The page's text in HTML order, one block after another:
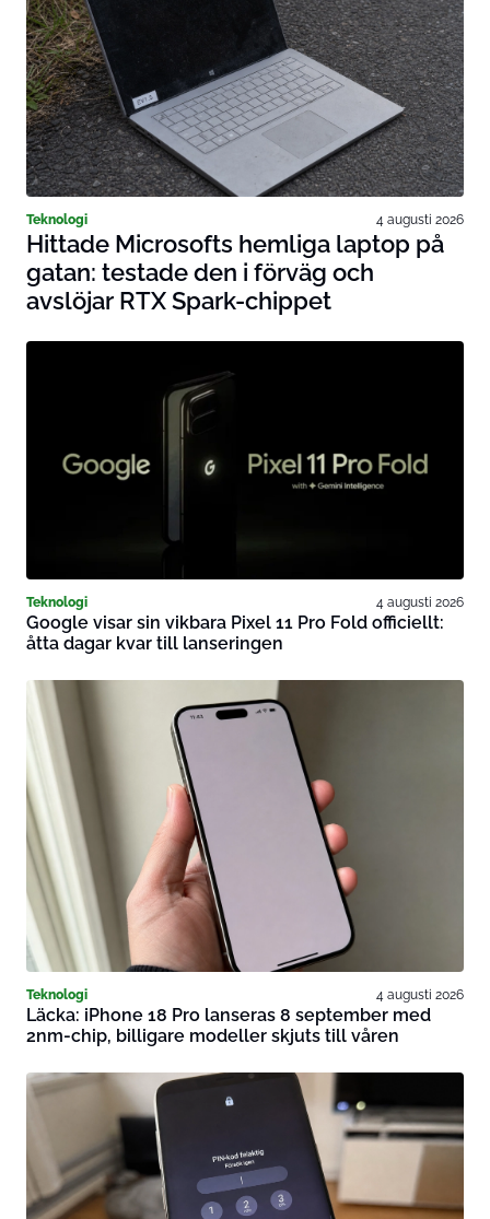
Teknologi 4 augusti 2026
Hittade Microsofts hemliga laptop på
gatan: testade den i förväg och
avslöjar RTX Spark-chippet
Teknologi 4 augusti 2026
Google visar sin vikbara Pixel 11 Pro Fold officiellt:
åtta dagar kvar till lanseringen
Teknologi 4 augusti 2026
Läcka: iPhone 18 Pro lanseras 8 september med
2nm-chip, billigare modeller skjuts till våren